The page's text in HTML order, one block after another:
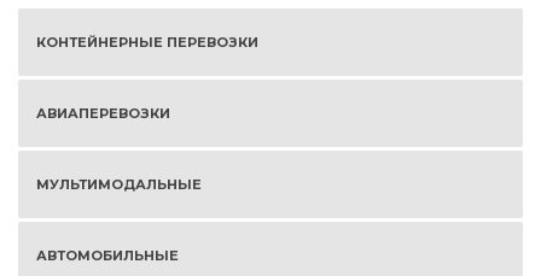
КОНТЕЙНЕРНЫЕ ПЕРЕВОЗКИ
АВИАПЕРЕВОЗКИ
МУЛЬТИМОДАЛЬНЫЕ
АВТОМОБИЛЬНЫЕ